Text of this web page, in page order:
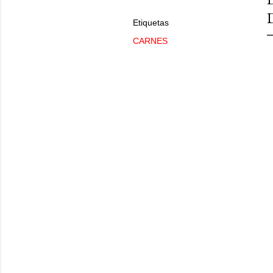
Etiquetas
CARNES